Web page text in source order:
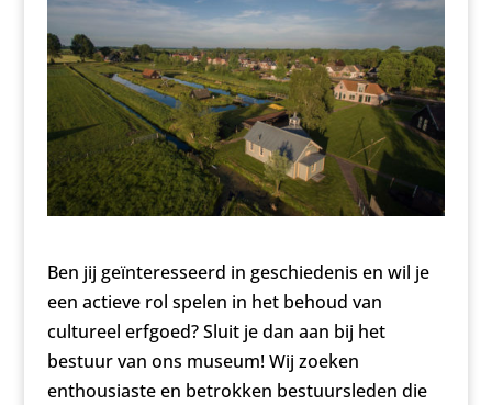
Ben jij geïnteresseerd in geschiedenis en wil je
een actieve rol spelen in het behoud van
cultureel erfgoed? Sluit je dan aan bij het
bestuur van ons museum! Wij zoeken
enthousiaste en betrokken bestuursleden die